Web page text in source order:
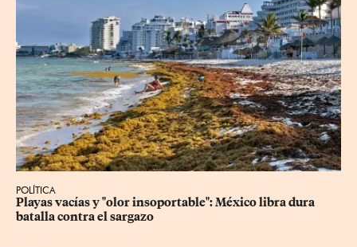
POLÍTICA
Playas vacías y "olor insoportable": México libra dura
batalla contra el sargazo